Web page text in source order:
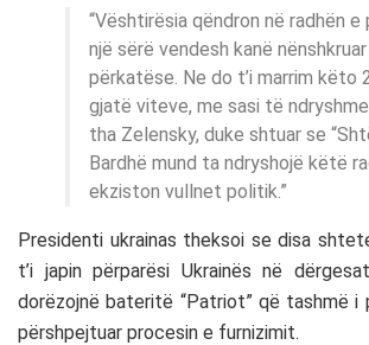
“Vështirësia qëndron në radhën
një sërë vendesh kanë
përkatëse. Ne do t’i marrim këto
gjatë viteve, me sasi të
tha Zelensky, duke shtuar se
Bardhë mund ta ndryshojë këtë
ekziston vullnet politik.”
Presidenti ukrainas theksoi se disa
t’i japin përparësi Ukrainës në
dorëzojnë bateritë “Patriot” që tashmë i
përshpejtuar procesin e furnizimit.